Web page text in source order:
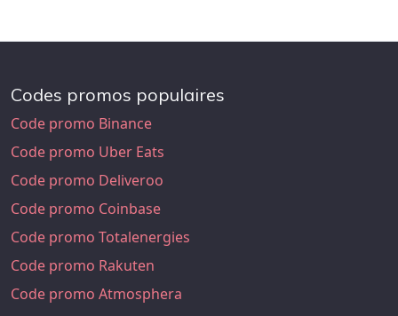
Codes promos populaires
Code promo Binance
Code promo Uber Eats
Code promo Deliveroo
Code promo Coinbase
Code promo Totalenergies
Code promo Rakuten
Code promo Atmosphera